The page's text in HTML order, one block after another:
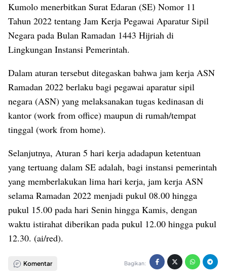
Kumolo menerbitkan Surat Edaran (SE) Nomor 11
Tahun 2022 tentang Jam Kerja Pegawai Aparatur Sipil
Negara pada Bulan Ramadan 1443 Hijriah di
Lingkungan Instansi Pemerintah.
Dalam aturan tersebut ditegaskan bahwa jam kerja ASN
Ramadan 2022 berlaku bagi pegawai aparatur sipil
negara (ASN) yang melaksanakan tugas kedinasan di
kantor (work from office) maupun di rumah/tempat
tinggal (work from home).
Selanjutnya, Aturan 5 hari kerja adadapun ketentuan
yang tertuang dalam SE adalah, bagi instansi pemerintah
yang memberlakukan lima hari kerja, jam kerja ASN
selama Ramadan 2022 menjadi pukul 08.00 hingga
pukul 15.00 pada hari Senin hingga Kamis, dengan
waktu istirahat diberikan pada pukul 12.00 hingga pukul
12.30. (ai/red).
Komentar Bagikan: